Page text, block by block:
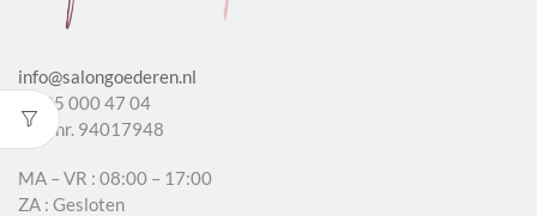
info@salongoederen.nl
T 085 000 47 04
KvK nr. 94017948
MA – VR : 08:00 – 17:00
ZA : Gesloten